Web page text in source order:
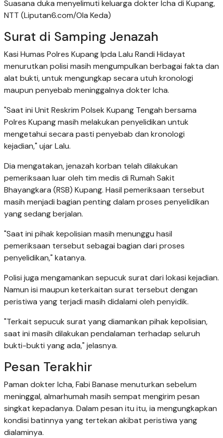
Suasana duka menyelimuti keluarga dokter Icha di Kupang,
NTT (Liputan6.com/Ola Keda)
Surat di Samping Jenazah
Kasi Humas Polres Kupang Ipda Lalu Randi Hidayat
menurutkan polisi masih mengumpulkan berbagai fakta dan
alat bukti, untuk mengungkap secara utuh kronologi
maupun penyebab meninggalnya dokter Icha.
"Saat ini Unit Reskrim Polsek Kupang Tengah bersama
Polres Kupang masih melakukan penyelidikan untuk
mengetahui secara pasti penyebab dan kronologi
kejadian," ujar Lalu.
Dia mengatakan, jenazah korban telah dilakukan
pemeriksaan luar oleh tim medis di Rumah Sakit
Bhayangkara (RSB) Kupang. Hasil pemeriksaan tersebut
masih menjadi bagian penting dalam proses penyelidikan
yang sedang berjalan.
"Saat ini pihak kepolisian masih menunggu hasil
pemeriksaan tersebut sebagai bagian dari proses
penyelidikan," katanya.
Polisi juga mengamankan sepucuk surat dari lokasi kejadian.
Namun isi maupun keterkaitan surat tersebut dengan
peristiwa yang terjadi masih didalami oleh penyidik.
"Terkait sepucuk surat yang diamankan pihak kepolisian,
saat ini masih dilakukan pendalaman terhadap seluruh
bukti-bukti yang ada," jelasnya.
Pesan Terakhir
Paman dokter Icha, Fabi Banase menuturkan sebelum
meninggal, almarhumah masih sempat mengirim pesan
singkat kepadanya. Dalam pesan itu itu, ia mengungkapkan
kondisi batinnya yang tertekan akibat peristiwa yang
dialaminya.